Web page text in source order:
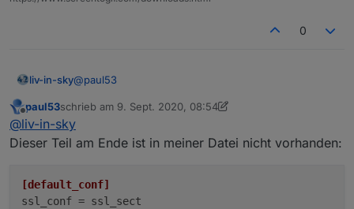
0
liv-in-sky@paul53
ich nutze debian 10
ubuntu nutze ich nicht
https://askubuntu.com/questions/1233186/ubuntu-
Offline
paul53schrieb am 9. Sept. 2020, 08:54
zuletzt editiert von paul53 9. Sept. 2020, 14:22
@liv-in-sky
Dieser Teil am Ende ist in meiner Datei nicht vorhanden:
[default_conf]
ssl_conf = ssl_sect